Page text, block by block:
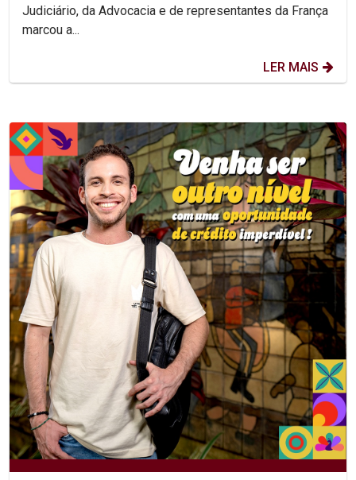
Judiciário, da Advocacia e de representantes da França
marcou a...
LER MAIS